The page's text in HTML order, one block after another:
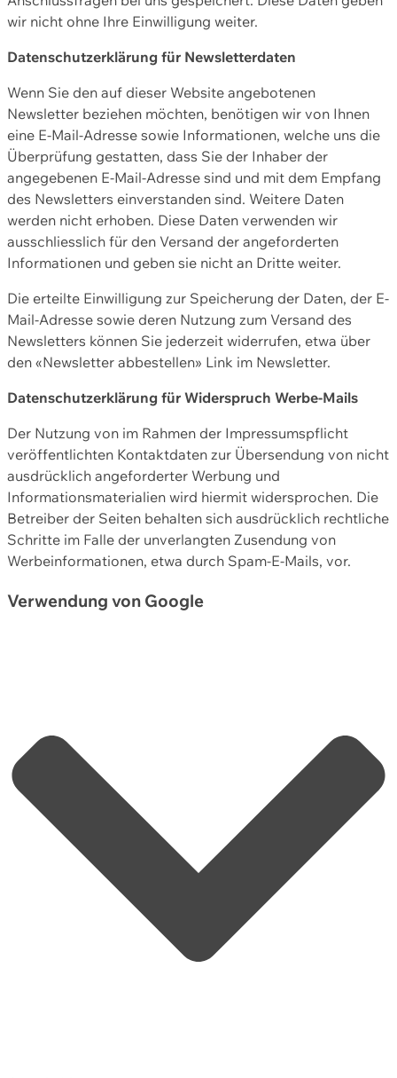
wir nicht ohne Ihre Einwilligung weiter.
Datenschutzerklärung für Newsletterdaten
Wenn Sie den auf dieser Website angebotenen
Newsletter beziehen möchten, benötigen wir von Ihnen
eine E-Mail-Adresse sowie Informationen, welche uns die
Überprüfung gestatten, dass Sie der Inhaber der
angegebenen E-Mail-Adresse sind und mit dem Empfang
des Newsletters einverstanden sind. Weitere Daten
werden nicht erhoben. Diese Daten verwenden wir
ausschliesslich für den Versand der angeforderten
Informationen und geben sie nicht an Dritte weiter.
Die erteilte Einwilligung zur Speicherung der Daten, der E-
Mail-Adresse sowie deren Nutzung zum Versand des
Newsletters können Sie jederzeit widerrufen, etwa über
den «Newsletter abbestellen» Link im Newsletter.
Datenschutzerklärung für Widerspruch Werbe-Mails
Der Nutzung von im Rahmen der Impressumspflicht
veröffentlichten Kontaktdaten zur Übersendung von nicht
ausdrücklich angeforderter Werbung und
Informationsmaterialien wird hiermit widersprochen. Die
Betreiber der Seiten behalten sich ausdrücklich rechtliche
Schritte im Falle der unverlangten Zusendung von
Werbeinformationen, etwa durch Spam-E-Mails, vor.
Verwendung von Google